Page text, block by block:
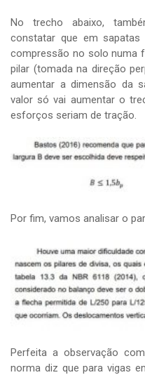
No trecho abaixo,
constatar que em
compressão no solo numa
pilar (tomada na direção
aumentar a dimensão da
valor só vai aumentar o
esforços seriam de tração.
Por fim, vamos analisar o
Perfeita a observação
norma diz que para vigas